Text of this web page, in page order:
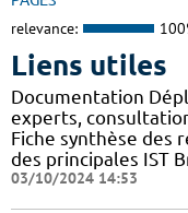
relevance:
Liens utiles
Documentation
experts,
Fiche synthèse des
des principales IST
03/10/2024 14:53